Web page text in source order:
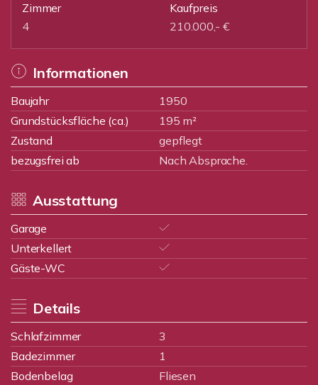
Zimmer
4
Kaufpreis
210.000,- €
Informationen
Baujahr
1950
Grundstücksfläche (ca.)
195 m²
Zustand
gepflegt
bezugsfrei ab
Nach Absprache.
Ausstattung
Garage
Unterkellert
Gäste-WC
Details
Schlafzimmer
3
Badezimmer
1
Bodenbelag
Fliesen